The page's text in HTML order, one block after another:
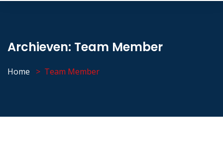
Archieven: Team Member
Home Team Member